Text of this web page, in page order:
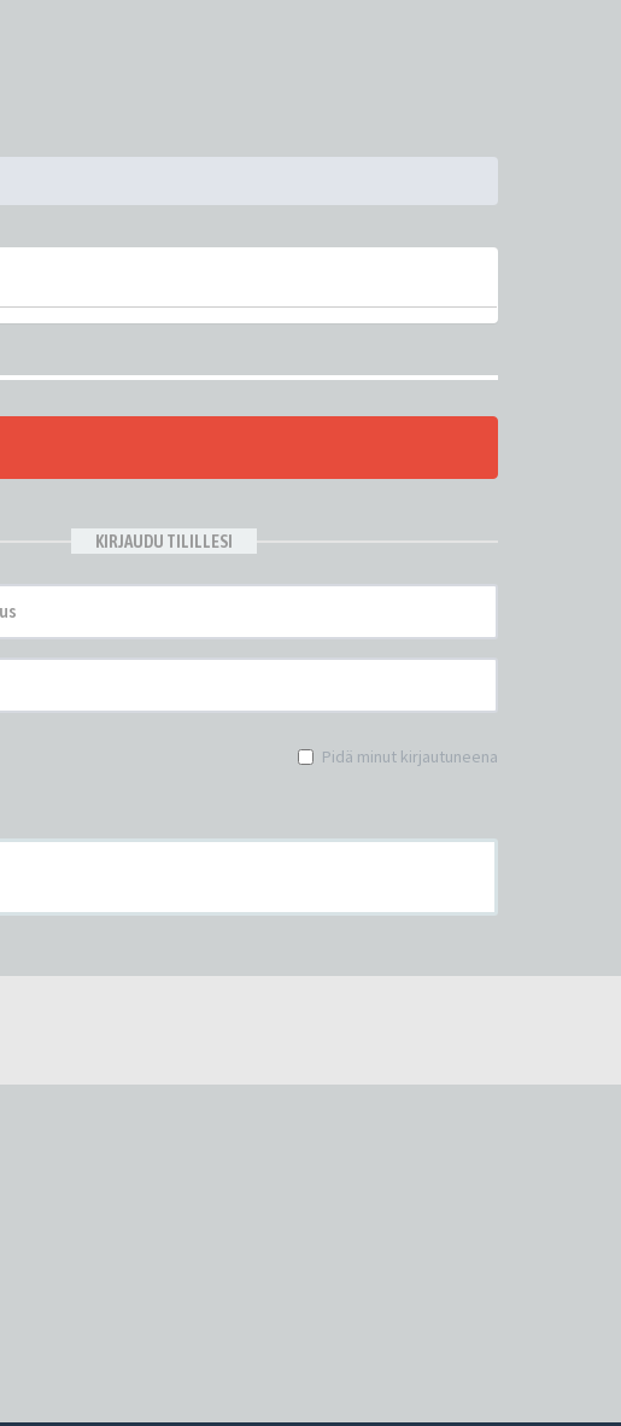
KIRJAUDU TILILLESI
Pidä minut kirjautuneena